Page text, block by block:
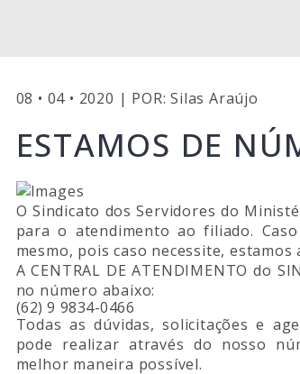
08 • 04 • 2020 | POR: Silas Araújo
ESTAMOS DE
O Sindicato dos Servidores do
para o atendimento ao filiado.
mesmo, pois caso necessite, estamos
A CENTRAL DE ATENDIMENTO do
no número abaixo:
(62) 9 9834-0466
Todas as dúvidas, solicitações e
pode realizar através do nosso
melhor maneira possível.